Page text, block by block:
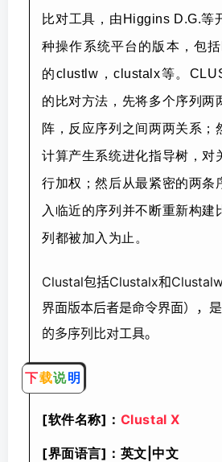
比对工具，由Higgins D.G.等
种操作系统平台的版本，包
的clustlw，clustalx等。
的比对方法，先将多个序列两
阵，反应序列之间两两关系；
计算产生系统进化指导树，对
行加权；然后从最紧密的两条
入临近的序列并不断重新构建
列都被加入为止。
Clustal包括Clustalx和
界面版本后者是命令界面），
的多序列比对工具。
下载说明
[软件名称]： Clustal X
[界面语言]：英文|中文